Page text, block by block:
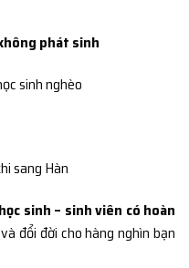
phát sinh
sinh nghèo
sang Hàn
học sinh – sinh viên có hoàn
đổi đời cho hàng nghìn bạn